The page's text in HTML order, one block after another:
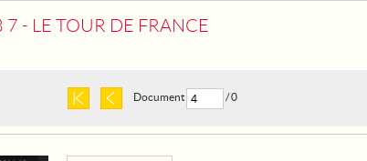
7 - LE TOUR DE FRANCE
Document / 0